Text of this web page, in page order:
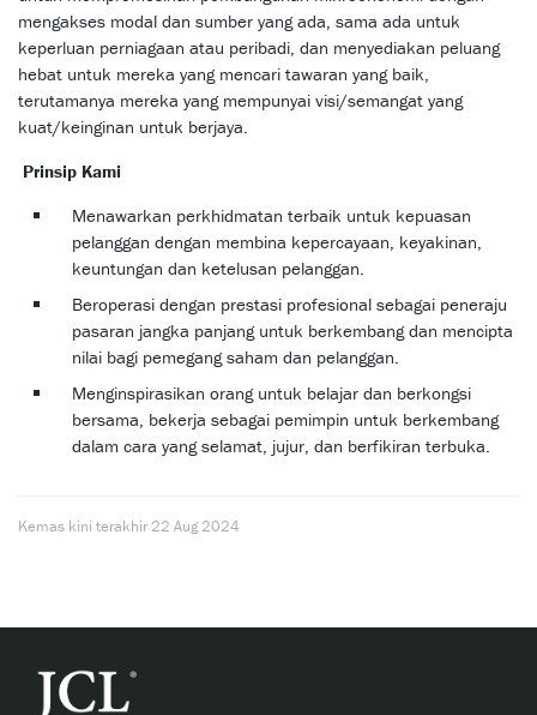
mengakses modal dan sumber yang ada, sama ada untuk
keperluan perniagaan atau peribadi, dan menyediakan peluang
hebat untuk mereka yang mencari tawaran yang baik,
terutamanya mereka yang mempunyai visi/semangat yang
kuat/keinginan untuk berjaya.
Prinsip Kami
Menawarkan perkhidmatan terbaik untuk kepuasan
pelanggan dengan membina kepercayaan, keyakinan,
keuntungan dan ketelusan pelanggan.
Beroperasi dengan prestasi profesional sebagai peneraju
pasaran jangka panjang untuk berkembang dan mencipta
nilai bagi pemegang saham dan pelanggan.
Menginspirasikan orang untuk belajar dan berkongsi
bersama, bekerja sebagai pemimpin untuk berkembang
dalam cara yang selamat, jujur, dan berfikiran terbuka.
Kemas kini terakhir22 Aug 2024